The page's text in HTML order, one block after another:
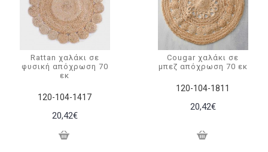
120-104-1417
Rattan χαλάκι σε
φυσική απόχρωση 70
εκ
20,42€
120-104-1811
Cougar χαλάκι σε
μπεζ απόχρωση 70 εκ
20,42€